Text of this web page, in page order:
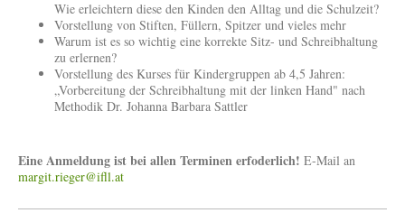
Wie erleichtern diese den Kinden den Alltag und die Schulzeit?
Vorstellung von Stiften, Füllern, Spitzer und vieles mehr
Warum ist es so wichtig eine korrekte Sitz- und Schreibhaltung
zu erlernen?
Vorstellung des Kurses für Kindergruppen ab 4,5 Jahren:
„Vorbereitung der Schreibhaltung mit der linken Hand" nach
Methodik Dr. Johanna Barbara Sattler
Eine Anmeldung ist bei allen Terminen erfoderlich! E-Mail an
margit.rieger@ifll.at